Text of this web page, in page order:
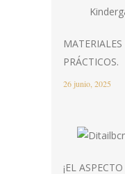
PRÁCTICOS.
26 junio, 2025
¡EL